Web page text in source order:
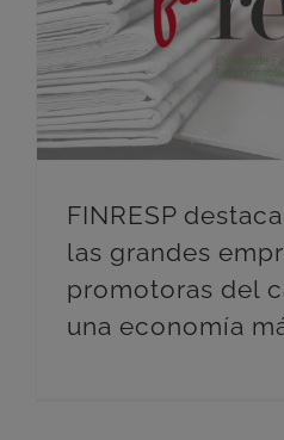
FINRESP
las grandes
promotoras del
una economía